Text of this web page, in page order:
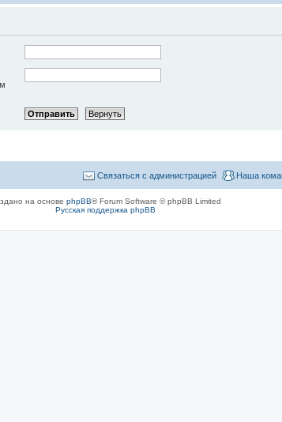
Наша
Связаться с администрацией
на основе phpBB® Forum Software © phpBB Limited
Русская поддержка phpBB